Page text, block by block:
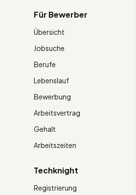
Für Bewerber
Übersicht
Jobsuche
Berufe
Lebenslauf
Bewerbung
Arbeitsvertrag
Gehalt
Arbeitszeiten
Techknight
Registrierung